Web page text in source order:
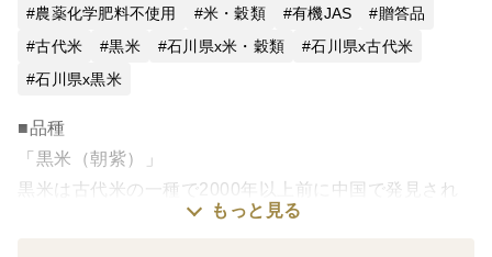
農薬化学肥料不使用 米・穀類 有機JAS
贈答品
古代米
黒米 石川県x米・穀類
石川県x古代米
石川県x黒米
■品種
「黒米（朝紫）」
黒米は古代米の一種で2000年以上前に中国で発見され
もっと見る